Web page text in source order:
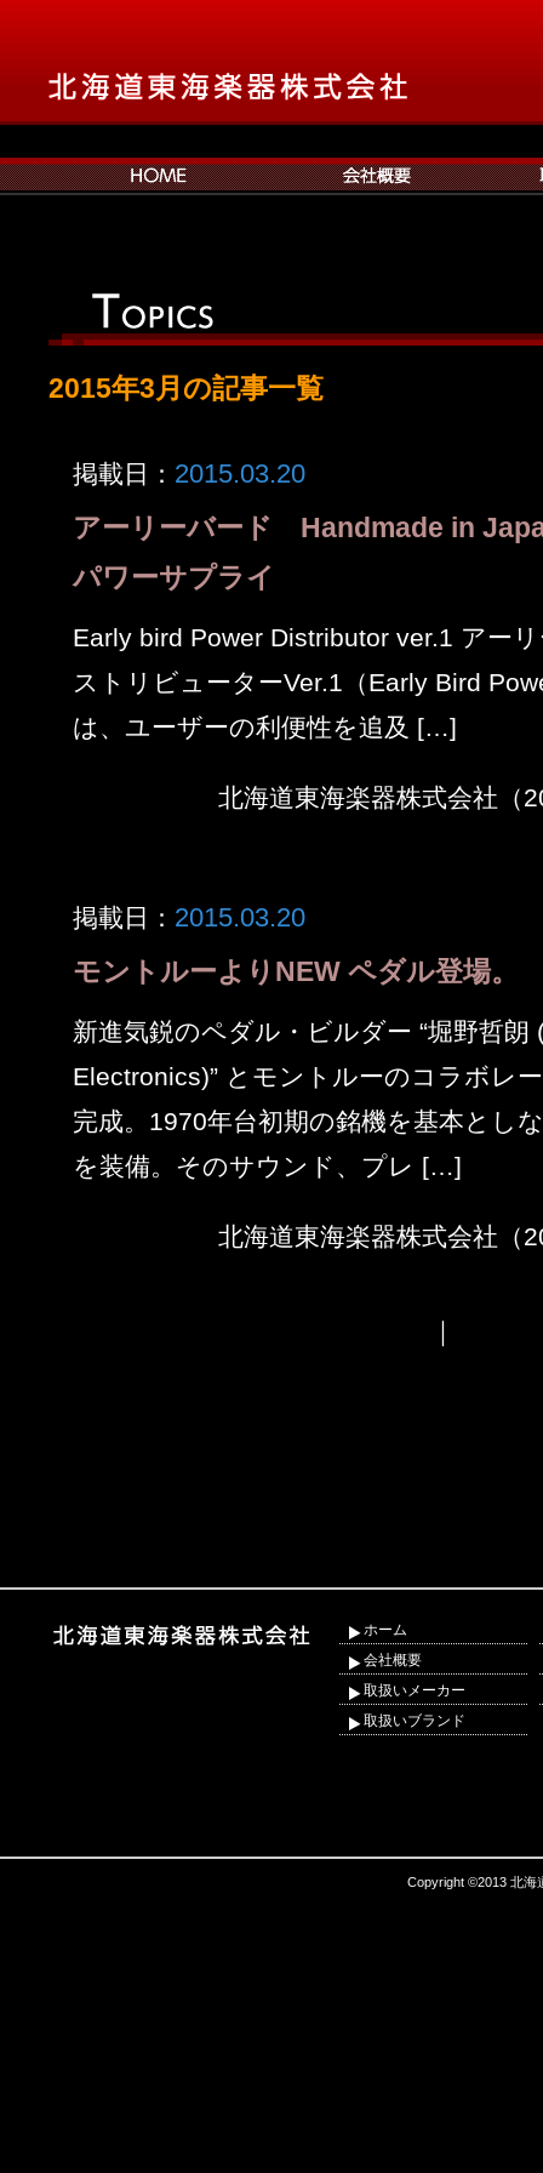
2015年3月の記事一覧
掲載日： 2015.03.20
アーリーバード Handmade in
パワーサプライ
Early bird Power Distributor ver.1 アー
ストリビューターVer.1（Early Bird
は、ユーザーの利便性を追及 […]
北海道東海楽器株式会社（
掲載日： 2015.03.20
モントルーよりNEW ペダル登場。
新進気鋭のペダル・ビルダー “堀野哲朗
Electronics)” とモントルーのコラボレ
完成。1970年台初期の銘機を基本とし
を装備。そのサウンド、プレ […]
北海道東海楽器株式会社（
｜
ホーム
会社概要
取扱いメーカー
取扱いブランド
Copyright ©2013 北海